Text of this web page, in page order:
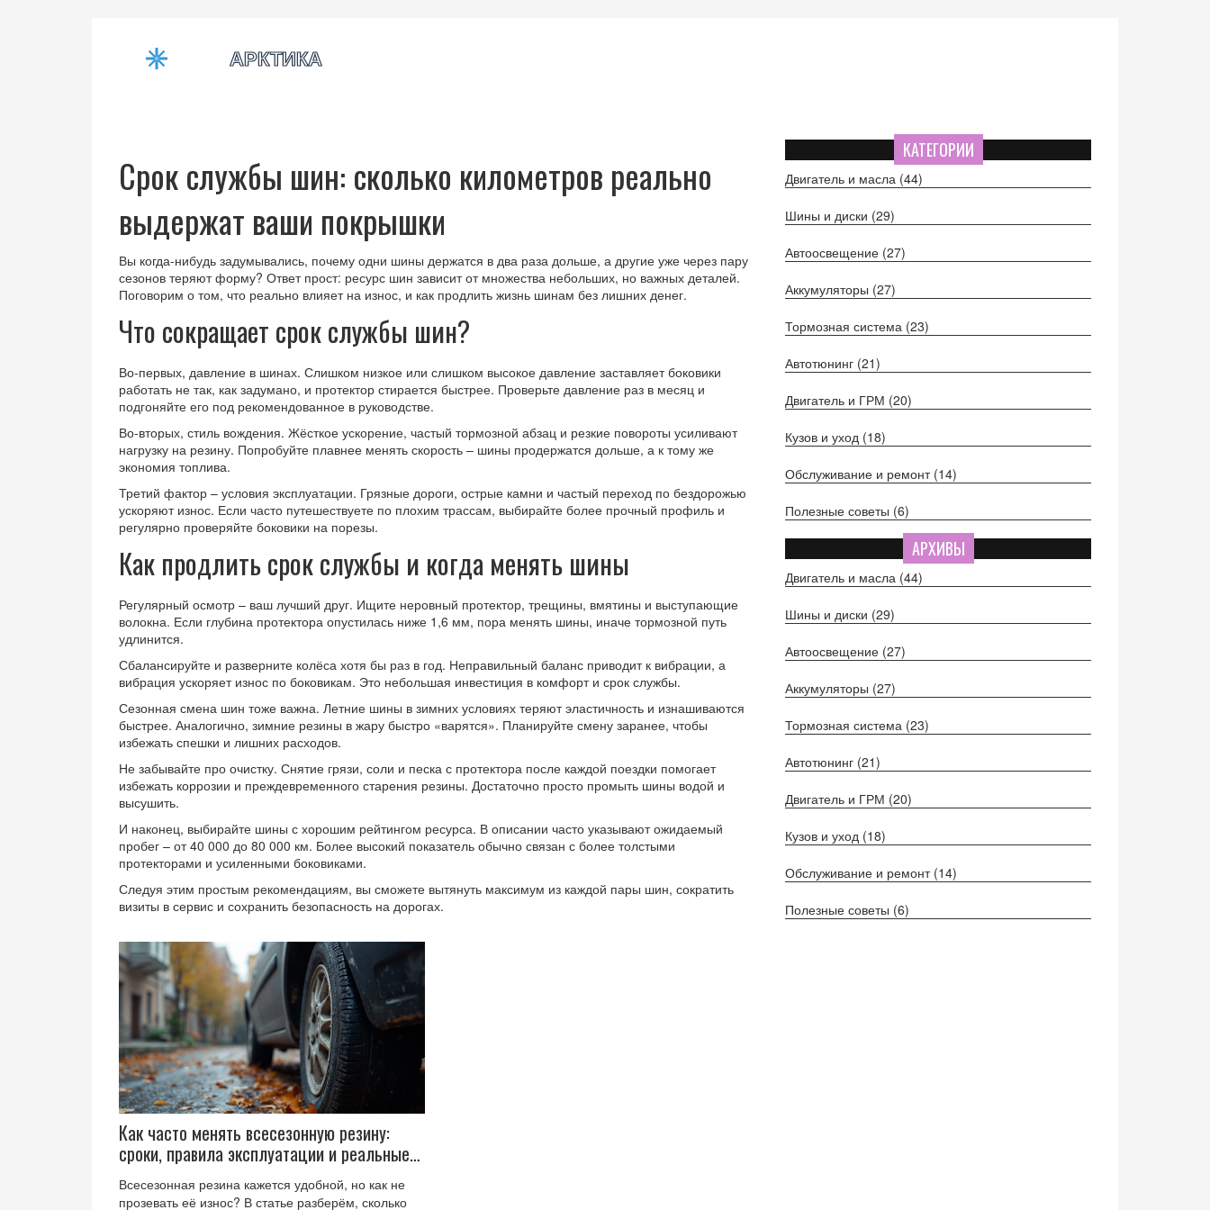
Срок службы шин: сколько километров реально
выдержат ваши покрышки
Вы когда‑нибудь задумывались, почему одни шины держатся в два раза дольше, а другие уже через пару
сезонов теряют форму? Ответ прост: ресурс шин зависит от множества небольших, но важных деталей.
Поговорим о том, что реально влияет на износ, и как продлить жизнь шинам без лишних денег.
Что сокращает срок службы шин?
Во‑первых, давление в шинах. Слишком низкое или слишком высокое давление заставляет боковики
работать не так, как задумано, и протектор стирается быстрее. Проверьте давление раз в месяц и
подгоняйте его под рекомендованное в руководстве.
Во‑вторых, стиль вождения. Жёсткое ускорение, частый тормозной абзац и резкие повороты усиливают
нагрузку на резину. Попробуйте плавнее менять скорость – шины продержатся дольше, а к тому же
экономия топлива.
Третий фактор – условия эксплуатации. Грязные дороги, острые камни и частый переход по бездорожью
ускоряют износ. Если часто путешествуете по плохим трассам, выбирайте более прочный профиль и
регулярно проверяйте боковики на порезы.
Как продлить срок службы и когда менять шины
Регулярный осмотр – ваш лучший друг. Ищите неровный протектор, трещины, вмятины и выступающие
волокна. Если глубина протектора опустилась ниже 1,6 мм, пора менять шины, иначе тормозной путь
удлинится.
Сбалансируйте и разверните колёса хотя бы раз в год. Неправильный баланс приводит к вибрации, а
вибрация ускоряет износ по боковикам. Это небольшая инвестиция в комфорт и срок службы.
Сезонная смена шин тоже важна. Летние шины в зимних условиях теряют эластичность и изнашиваются
быстрее. Аналогично, зимние резины в жару быстро «варятся». Планируйте смену заранее, чтобы
избежать спешки и лишних расходов.
Не забывайте про очистку. Снятие грязи, соли и песка с протектора после каждой поездки помогает
избежать коррозии и преждевременного старения резины. Достаточно просто промыть шины водой и
высушить.
И наконец, выбирайте шины с хорошим рейтингом ресурса. В описании часто указывают ожидаемый
пробег – от 40 000 до 80 000 км. Более высокий показатель обычно связан с более толстыми
протекторами и усиленными боковиками.
Следуя этим простым рекомендациям, вы сможете вытянуть максимум из каждой пары шин, сократить
визиты в сервис и сохранить безопасность на дорогах.
Как часто менять всесезонную резину:
сроки, правила эксплуатации и реальные
советы
Всесезонная резина кажется удобной, но как не
прозевать её износ? В статье разберём, сколько
КАТЕГОРИИ
Двигатель и масла (44)
Шины и диски (29)
Автоосвещение (27)
Аккумуляторы (27)
Тормозная система (23)
Автотюнинг (21)
Двигатель и ГРМ (20)
Кузов и уход (18)
Обслуживание и ремонт (14)
Полезные советы (6)
АРХИВЫ
Двигатель и масла (44)
Шины и диски (29)
Автоосвещение (27)
Аккумуляторы (27)
Тормозная система (23)
Автотюнинг (21)
Двигатель и ГРМ (20)
Кузов и уход (18)
Обслуживание и ремонт (14)
Полезные советы (6)